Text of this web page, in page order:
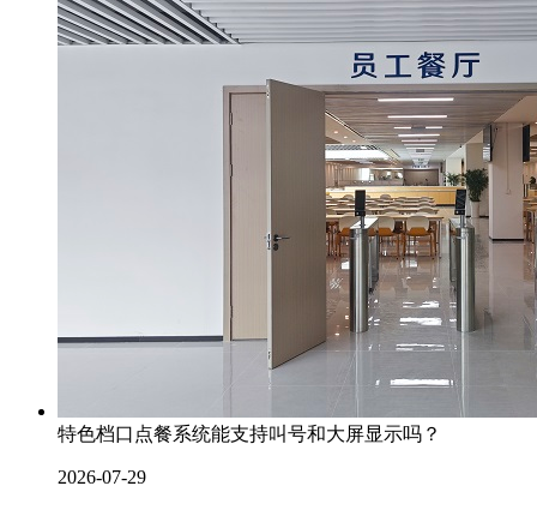
特色档口点餐系统能支持叫号和大屏显示吗？
2026-07-29